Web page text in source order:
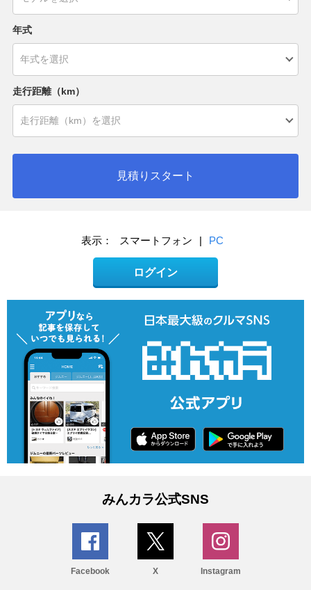
年式
走行距離（km）
見積りスタート
表示： スマートフォン | PC
ログイン
みんカラ公式SNS
Facebook X Instagram